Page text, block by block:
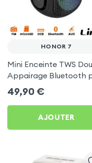
HONOR 7
Mini Enceinte TWS
Appairage Bluetooth
Honor 7
49,90 €
AJOUTER